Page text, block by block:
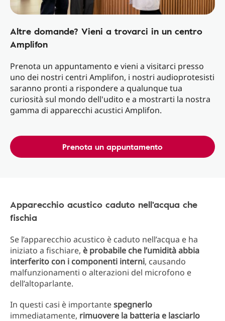
Altre domande? Vieni a trovarci in un centro
Amplifon
Prenota un appuntamento e vieni a visitarci presso
uno dei nostri centri Amplifon, i nostri audioprotesisti
saranno pronti a rispondere a qualunque tua
curiosità sul mondo dell'udito e a mostrarti la nostra
gamma di apparecchi acustici Amplifon.
Prenota un appuntamento
Apparecchio acustico caduto nell'acqua che
fischia​
Se l’apparecchio acustico è caduto nell’acqua e ha
iniziato a fischiare, è probabile che l’umidità abbia
interferito con i componenti interni, causando
malfunzionamenti o alterazioni del microfono e
dell’altoparlante.
In questi casi è importantespegnerlo
immediatamente, rimuovere la batteria e lasciarlo